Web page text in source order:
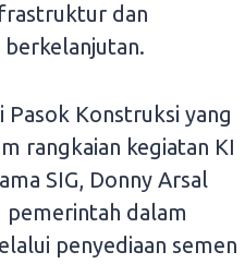
dan
berkelanjutan.
Pasok Konstruksi yang
rangkaian kegiatan KI
SIG, Donny Arsal
dalam
penyediaan semen